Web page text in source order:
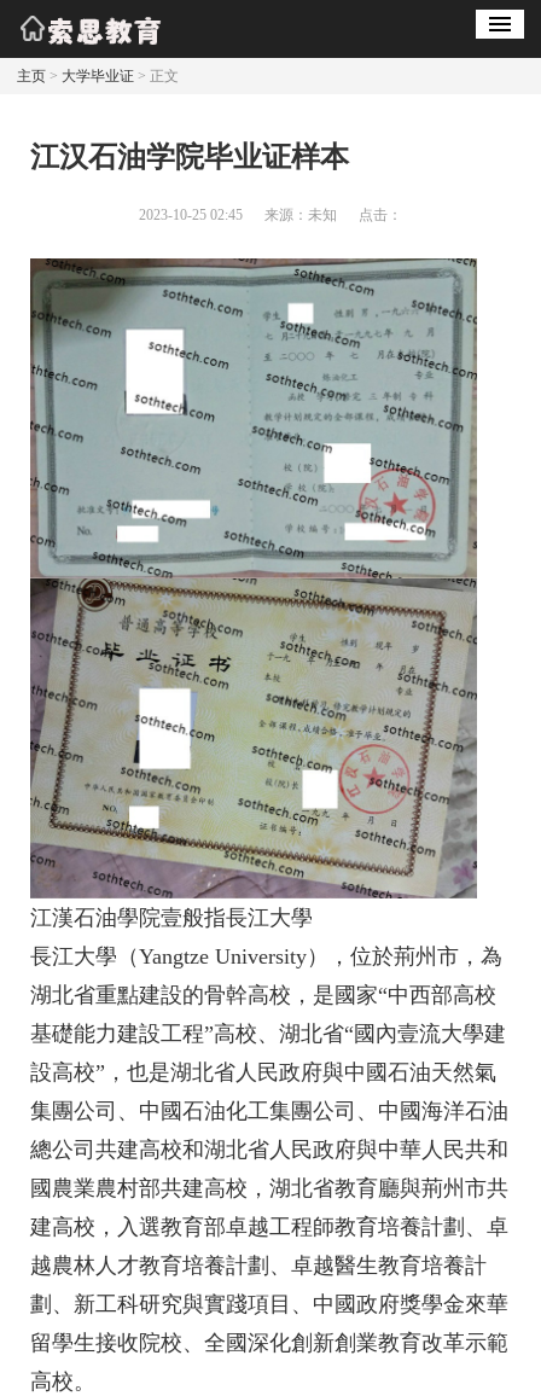
主页> 大学毕业证> 正文
江汉石油学院毕业证样本
2023-10-25 02:45 来源：未知 点击：
江漢石油學院壹般指長江大學
長江大學（Yangtze University），位於荊州市，為
湖北省重點建設的骨幹高校，是國家“中西部高校
基礎能力建設工程”高校、湖北省“國內壹流大學建
設高校”，也是湖北省人民政府與中國石油天然氣
集團公司、中國石油化工集團公司、中國海洋石油
總公司共建高校和湖北省人民政府與中華人民共和
國農業農村部共建高校，湖北省教育廳與荊州市共
建高校，入選教育部卓越工程師教育培養計劃、卓
越農林人才教育培養計劃、卓越醫生教育培養計
劃、新工科研究與實踐項目、中國政府獎學金來華
留學生接收院校、全國深化創新創業教育改革示範
高校。